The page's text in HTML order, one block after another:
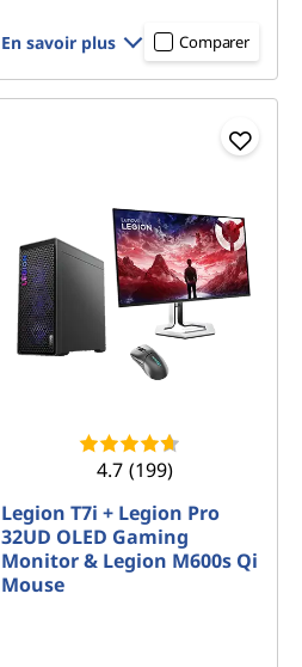
En savoir plus Comparer
4.7 (199)
Legion T7i + Legion Pro
32UD OLED Gaming
Monitor & Legion M600s Qi
Mouse